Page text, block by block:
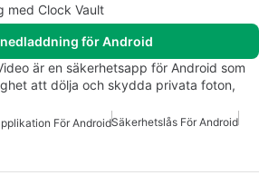
med Clock Vault
för Android
är en säkerhetsapp för Android som
att dölja och skydda privata foton,
För AndroidSäkerhetslås För Android